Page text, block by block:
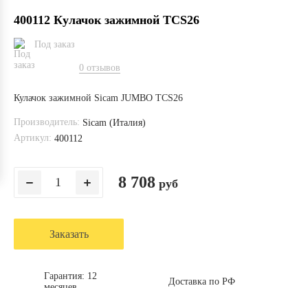
400112 Кулачок зажимной TCS26
Под заказ
0 отзывов
Кулачок зажимной Sicam JUMBO TCS26
Производитель: Sicam (Италия)
Артикул: 400112
8 708 руб
Заказать
Гарантия: 12
Доставка по РФ